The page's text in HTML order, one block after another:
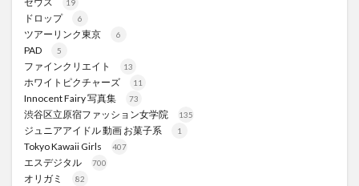
19
ドロップ 6
ツアーリンク東京 6
PAD 5
ファインクリエイト 13
ホワイトピクチャーズ 11
Innocent Fairy 写真集 73
渋谷区立原宿ファッション女学院 135
ジュニアアイドル 動画 お菓子系 1
Tokyo Kawaii Girls 407
エスデジタル 700
オリガミ 82